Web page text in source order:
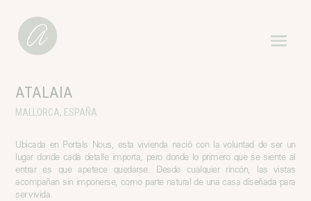
ATALAIA
MALLORCA, ESPAÑA
Ubicada en Portals Nous, esta vivienda nació con la voluntad de ser un
lugar donde cada detalle importa, pero donde lo primero que se siente al
entrar es que apetece quedarse. Desde cualquier rincón, las vistas
acompañan sin imponerse, como parte natural de una casa diseñada para
ser vivida.